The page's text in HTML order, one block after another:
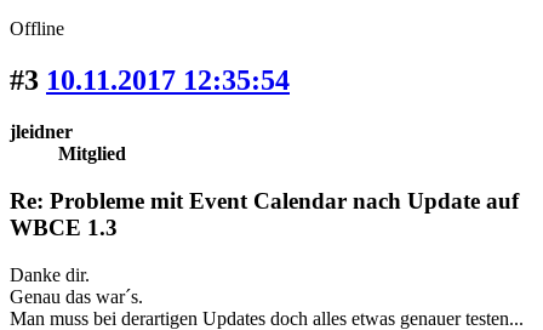
Offline
#3 10.11.2017 12:35:54
jleidner
Mitglied
Re: Probleme mit Event Calendar nach Update auf
WBCE 1.3
Danke dir.
Genau das war´s.
Man muss bei derartigen Updates doch alles etwas genauer testen...